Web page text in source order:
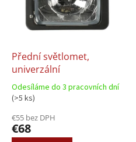
Přední světlomet,
univerzální
Odesíláme do 3 pracovních dní
(>5 ks)
€55 bez DPH
€68